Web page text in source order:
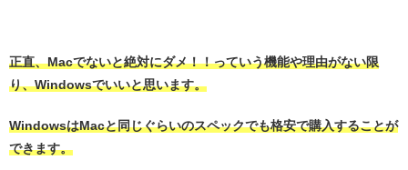
正直、Macでないと絶対にダメ！！っていう機能や理由がない限
り、Windowsでいいと思います。
WindowsはMacと同じぐらいのスペックでも格安で購入することが
できます。